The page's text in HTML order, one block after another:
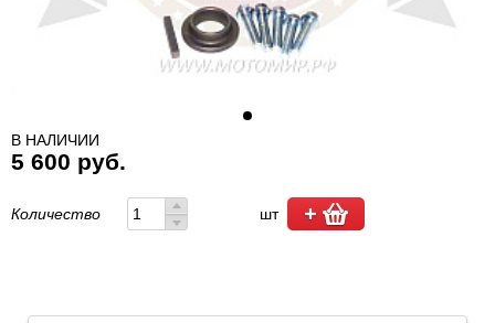
В НАЛИЧИИ
5 600 руб.
Количество шт